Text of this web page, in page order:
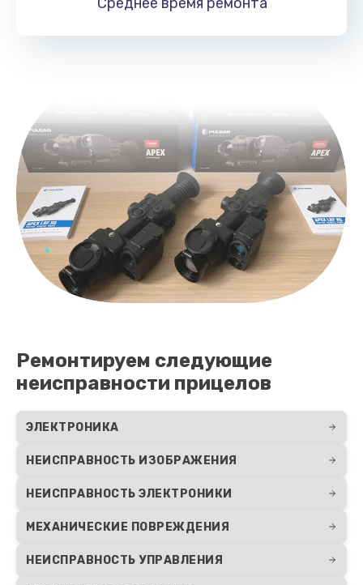
1000 руб.
Заказать
Замена микросхемы усилителя
550 руб.
Заказать
Замена дисплея (экрана)
750 руб.
Замена объективов с улучшением
характеристик
1100 руб.
Заказать
Ремонтируем следующие
неисправности прицелов
ЭЛЕКТРОНИКА
НЕИСПРАВНОСТЬ ИЗОБРАЖЕНИЯ
НЕИСПРАВНОСТЬ ЭЛЕКТРОНИКИ
МЕХАНИЧЕСКИЕ ПОВРЕЖДЕНИЯ
НЕИСПРАВНОСТЬ УПРАВЛЕНИЯ